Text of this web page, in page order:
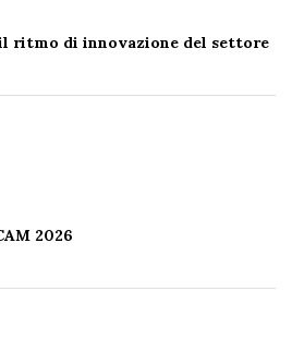
ritmo di innovazione del settore
2026